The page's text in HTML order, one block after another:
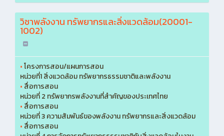
วิชาพลังงาน ทรัพยากรและสิ่งแวดล้อม(20001-
1002)
•โครงการสอน/แผนการสอน
หน่วยที่1 สิ่งแวดล้อม ทรัพยากรธรรมชาติและพลังงาน
• สื่อการสอน
หน่วยที่ 2 ทรัพยากรพลังงานที่สำคัญของประเทศไทย
• สื่อการสอน
หน่วยที่ 3 ความสัมพันธ์ของพลังงาน ทรัพยากรและสิ่งแวดล้อม
• สื่อการสอน